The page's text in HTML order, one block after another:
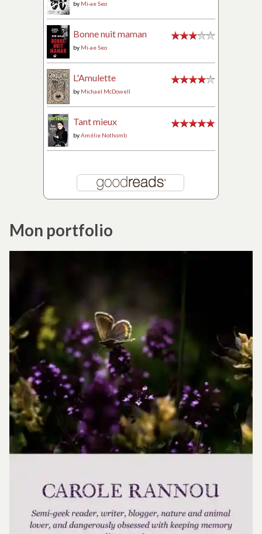
by Mi-ae Seo
Bonne nuit maman
by Mi-ae Seo
L'Amulette
by Michael McDowell
Tant mieux
byAmélie Nothomb
Mon portfolio